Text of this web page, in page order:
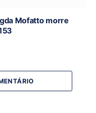
Mofatto morre